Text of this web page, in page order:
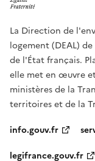
La Direction de
logement (DEAL)
de l'État français.
elle met en œuvre
ministères de la
territoires et de la
info.gouv.fr
legifrance.gouv.fr